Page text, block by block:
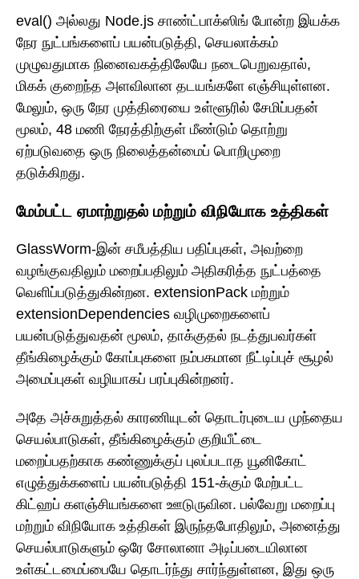
eval() அல்லது Node.js சாண்ட்பாக்ஸிங் போன்ற இயக்க
நேர நுட்பங்களைப் பயன்படுத்தி, செயலாக்கம்
முழுவதுமாக நினைவகத்திலேயே நடைபெறுவதால்,
மிகக் குறைந்த அளவிலான தடயங்களே எஞ்சியுள்ளன.
மேலும், ஒரு நேர முத்திரையை உள்ளூரில் சேமிப்பதன்
மூலம், 48 மணி நேரத்திற்குள் மீண்டும் தொற்று
ஏற்படுவதை ஒரு நிலைத்தன்மைப் பொறிமுறை
தடுக்கிறது.
மேம்பட்ட ஏமாற்றுதல் மற்றும் விநியோக உத்திகள்
GlassWorm-இன் சமீபத்திய பதிப்புகள், அவற்றை
வழங்குவதிலும் மறைப்பதிலும் அதிகரித்த நுட்பத்தை
வெளிப்படுத்துகின்றன. extensionPack மற்றும்
extensionDependencies வழிமுறைகளைப்
பயன்படுத்துவதன் மூலம், தாக்குதல் நடத்துபவர்கள்
தீங்கிழைக்கும் கோப்புகளை நம்பகமான நீட்டிப்புச் சூழல்
அமைப்புகள் வழியாகப் பரப்புகின்றனர்.
அதே அச்சுறுத்தல் காரணியுடன் தொடர்புடைய முந்தைய
செயல்பாடுகள், தீங்கிழைக்கும் குறியீட்டை
மறைப்பதற்காக கண்ணுக்குப் புலப்படாத யூனிகோட்
எழுத்துக்களைப் பயன்படுத்தி 151-க்கும் மேற்பட்ட
கிட்ஹப் களஞ்சியங்களை ஊடுருவின. பல்வேறு மறைப்பு
மற்றும் விநியோக உத்திகள் இருந்தபோதிலும், அனைத்து
செயல்பாடுகளும் ஒரே சோலானா அடிப்படையிலான
உள்கட்டமைப்பையே தொடர்ந்து சார்ந்துள்ளன, இது ஒரு